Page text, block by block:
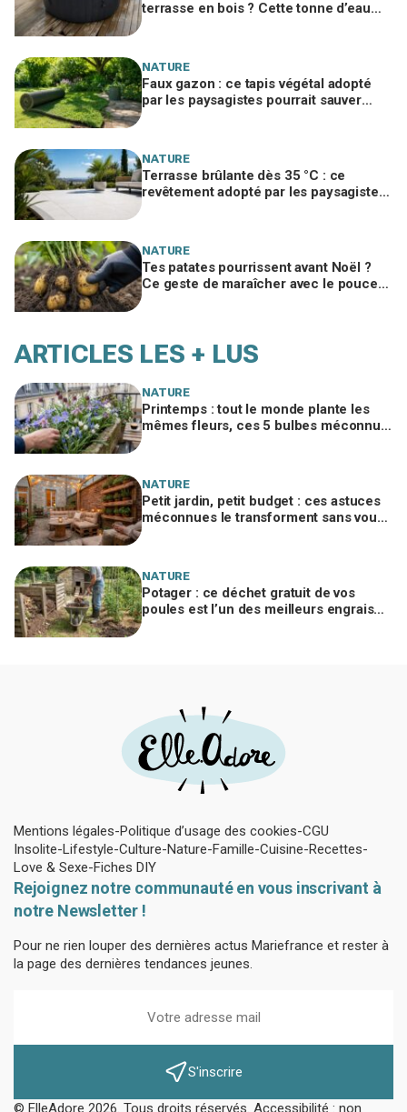
terrasse en bois ? Cette tonne d’eau
NATURE
Faux gazon : ce tapis végétal adopté
par les paysagistes pourrait sauver
NATURE
Terrasse brûlante dès 35 °C : ce
revêtement adopté par les paysagistes
NATURE
Tes patates pourrissent avant Noël ?
Ce geste de maraîcher avec le pouce
ARTICLES LES + LUS
NATURE
Printemps : tout le monde plante les
mêmes fleurs, ces 5 bulbes méconnus
NATURE
Petit jardin, petit budget : ces astuces
méconnues le transforment sans vous
NATURE
Potager : ce déchet gratuit de vos
poules est l’un des meilleurs engrais
Mentions légales Politique d’usage des cookies CGU
Insolite Lifestyle Culture Nature Famille Cuisine Recettes
Love & Sexe Fiches DIY
Rejoignez notre communauté en vous inscrivant à
notre Newsletter !
Pour ne rien louper des dernières actus Mariefrance et rester à
la page des dernières tendances jeunes.
S'inscrire
© ElleAdore 2026. Tous droits réservés. Accessibilité : non